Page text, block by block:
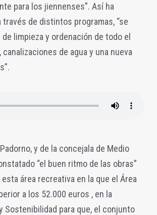
para los jiennenses”. Así ha
de distintos programas, “se
limpieza y ordenación de todo el
de agua y una nueva
y de la concejala de Medio
“el buen ritmo de las obras”
área recreativa en la que el Área
a los 52.000 euros , en la
Sostenibilidad para que, el conjunto